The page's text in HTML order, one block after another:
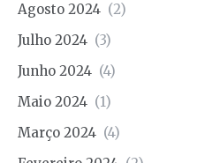
Agosto 2024 (2)
Julho 2024 (3)
Junho 2024 (4)
Maio 2024 (1)
Março 2024 (4)